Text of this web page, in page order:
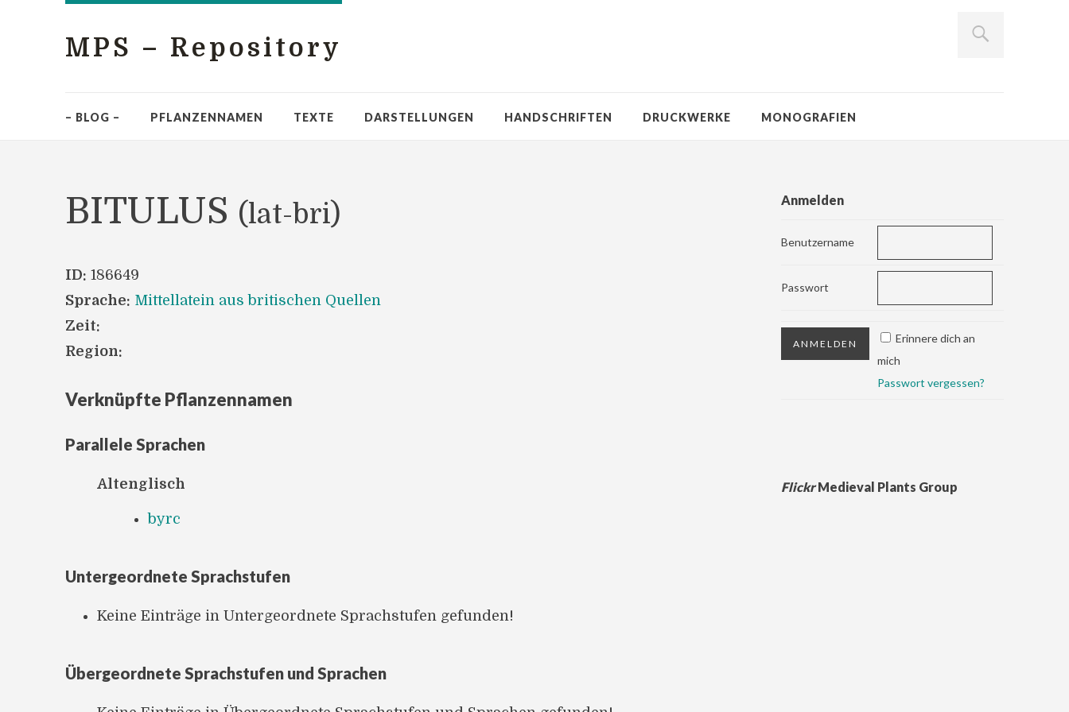
MPS – Repository
– BLOG – PFLANZENNAMEN TEXTE DARSTELLUNGEN HANDSCHRIFTEN DRUCKWERKE MONOGRAFIEN
BITULUS (lat-bri)
ID: 186649
Sprache: Mittellatein aus britischen Quellen
Zeit:
Region:
Verknüpfte Pflanzennamen
Parallele Sprachen
Altenglisch
byrc
Untergeordnete Sprachstufen
Keine Einträge in Untergeordnete Sprachstufen gefunden!
Übergeordnete Sprachstufen und Sprachen
Anmelden
Benutzername
Passwort
Erinnere dich an
mich
Passwort vergessen?
FlickrMedieval Plants Group